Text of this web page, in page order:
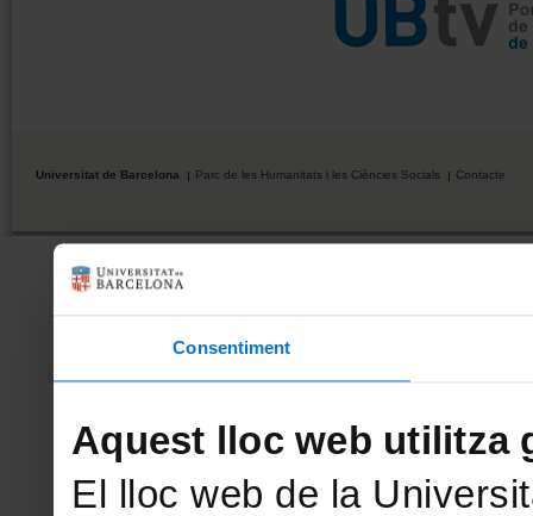
Consentiment
Aquest lloc web utilitza
El lloc web de la
Universitat de Barcelona Parc de les Humanitats i les Ciències Socials Contacte